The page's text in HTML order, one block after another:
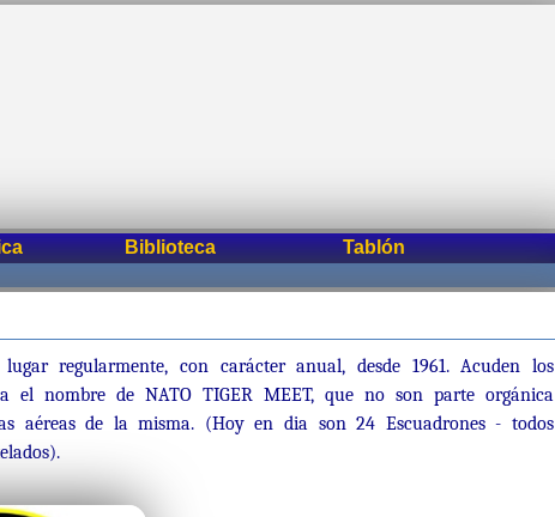
Biblioteca Tablón
regularmente, con carácter anual, desde 1961. Acuden los
el nombre de NATO TIGER MEET, que no son parte orgánica
aéreas de la misma. (Hoy en dia son 24 Escuadrones - todos